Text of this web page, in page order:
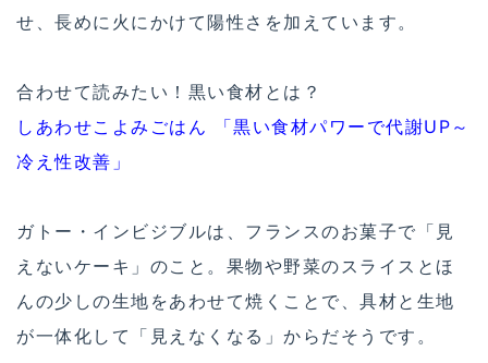
せ、長めに火にかけて陽性さを加えています。
合わせて読みたい！黒い食材とは？
しあわせこよみごはん 「黒い食材パワーで代謝UP～
冷え性改善」
ガトー・インビジブルは、フランスのお菓子で「見
えないケーキ」のこと。果物や野菜のスライスとほ
んの少しの生地をあわせて焼くことで、具材と生地
が一体化して「見えなくなる」からだそうです。